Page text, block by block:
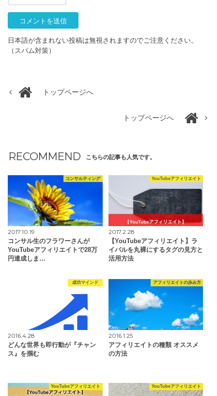
日本語が含まれない投稿は無視されますのでご注意ください。
（スパム対策）
トップページへ
トップページへ
RECOMMEND こちらの記事も人気です。
コンサルティング
2017.10.19
コンサル生のフラワーさんが
YouTubeアフィリエイトで28万
円達成しま…
YouTubeアフィリエイト
2017.2.28
【YouTubeアフィリエイト】ラ
イバルを丸裸にするタグの見方と
活用方法
成功マインド
2016.4.28
どんな世界も即行動が『チャン
ス』を掴む
アフィリエイトの歩み方
2016.1.25
アフィリエイトの種類 オススメ
の方法
YouTubeアフィリエイト YouTubeアフィリエイト